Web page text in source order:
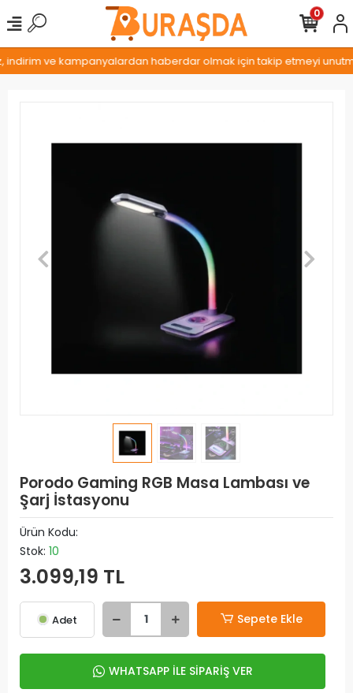
ve kampanyalardan haberdar olmak için takip etmeyi
0
Porodo Gaming RGB Masa Lambası ve
Şarj İstasyonu
Ürün Kodu:
Stok: 10
3.099,19 TL
Adet Sepete Ekle
WHATSAPP İLE SİPARİŞ VER